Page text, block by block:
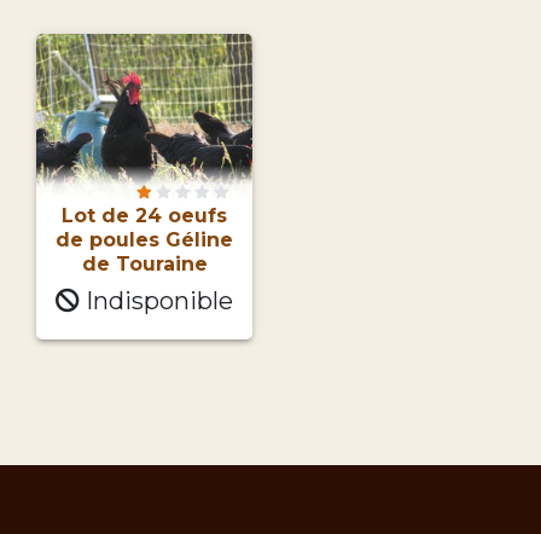
Lot de 24 oeufs
de poules Géline
de Touraine
Indisponible